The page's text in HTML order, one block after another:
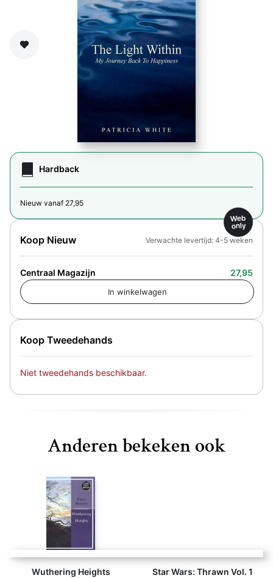
Zet op verlanglijst
Hardback
Nieuw vanaf 27,95
Koop Tweedehands
Niet tweedehands beschikbaar.
Koop Nieuw
Web
only
Centraal Magazijn 27,95
Verwachte levertijd: 4-5 weken
Anderen bekeken ook
Wuthering Heights
Star Wars: Thrawn Vol. 1